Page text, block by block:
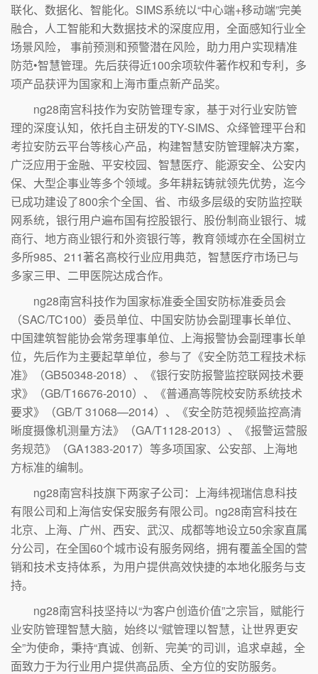
联化、数据化、智能化。SIMS系统以“中心端+移动端”完美
融合，人工智能和大数据技术的深度应用，全面感知行业全
场景风险， 事前预测和预警潜在风险，助力用户实现精准
防范•智慧管理。先后获得近100余项软件著作权和专利，多
项产品获评为国家和上海市重点新产品奖。
ng28南宫科技作为安防管理专家，基于对行业安防管
理的深度认知，依托自主研发的TY-SIMS、众绎管理平台和
考拉安防云平台等核心产品，构建智慧安防管理解决方案，
广泛应用于金融、平安校园、智慧医疗、能源安全、公安内
保、大型企事业等多个领域。多年耕耘铸就领先优势，迄今
已成功建设了800余个全国、省、市级多层级的安防监控联
网系统，银行用户遍布国有控股银行、股份制商业银行、城
商行、地方商业银行和外资银行等，教育领域亦在全国树立
多所985、211著名高校行业应用典范，智慧医疗市场已与
多家三甲、二甲医院达成合作。
ng28南宫科技作为国家标准委全国安防标准委员会
（SAC/TC100）委员单位、中国安防协会副理事长单位、
中国建筑智能协会常务理事单位、上海报警协会副理事长单
位，先后作为主要起草单位，参与了《安全防范工程技术标
准》（GB50348-2018）、《银行安防报警监控联网技术要
求》（GB/T16676-2010）、《普通高等院校安防系统技术
要求》（GB/T 31068—2014）、《安全防范视频监控高清
晰度摄像机测量方法》（GA/T1128-2013）、《报警运营服
务规范》（GA1383-2017）等多项国家、公安部、上海地
方标准的编制。
ng28南宫科技旗下两家子公司：上海纬视瑞信息科技
有限公司和上海信安保安服务有限公司。ng28南宫科技在
北京、上海、广州、西安、武汉、成都等地设立50余家直属
分公司，在全国60个城市设有服务网络，拥有覆盖全国的营
销和技术支持体系，为用户提供高效快捷的本地化服务与支
持。
ng28南宫科技坚持以“为客户创造价值”之宗旨，赋能行
业安防管理智慧大脑，始终以“赋管理以智慧，让世界更安
全”为使命，秉持“真诚、创新、完美”的司训，追求卓越，全
面致力于为行业用户提供高品质、全方位的安防服务。